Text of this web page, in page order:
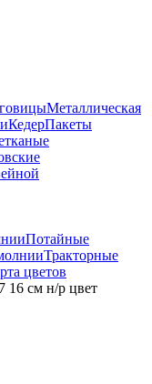
Металлическая
КедерПакеты
Потайные
Тракторные
цветов
16 см н/р цвет